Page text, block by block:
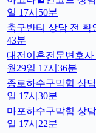
일 17시50분
축구반티 상담 전 확
43분
대전이혼전문변호사
월29일 17시36분
종로하수구막힘 상
일 17시30분
마포하수구막힘 상
일 17시22분